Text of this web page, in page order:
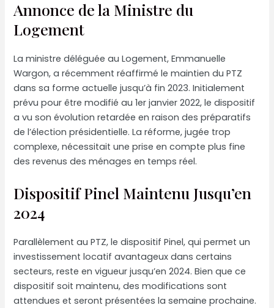
Annonce de la Ministre du
Logement
La ministre déléguée au Logement, Emmanuelle
Wargon, a récemment réaffirmé le maintien du PTZ
dans sa forme actuelle jusqu’à fin 2023. Initialement
prévu pour être modifié au 1er janvier 2022, le dispositif
a vu son évolution retardée en raison des préparatifs
de l’élection présidentielle. La réforme, jugée trop
complexe, nécessitait une prise en compte plus fine
des revenus des ménages en temps réel.
Dispositif Pinel Maintenu Jusqu’en
2024
Parallèlement au PTZ, le dispositif Pinel, qui permet un
investissement locatif avantageux dans certains
secteurs, reste en vigueur jusqu’en 2024. Bien que ce
dispositif soit maintenu, des modifications sont
attendues et seront présentées la semaine prochaine.